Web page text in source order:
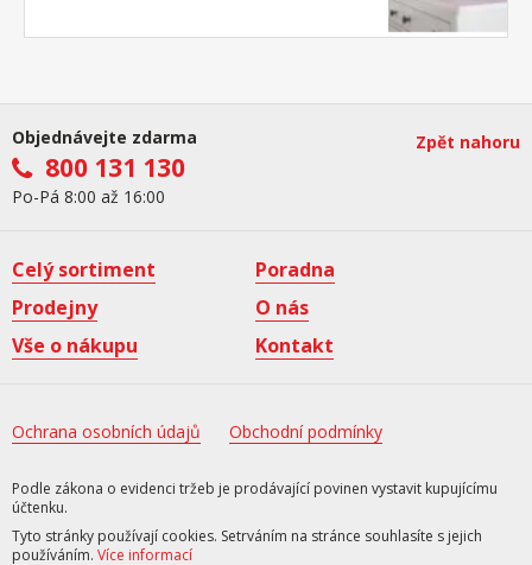
Objednávejte zdarma
800 131 130
Po-Pá 8:00 až 16:00
Zpět nahoru
Celý sortiment
Poradna
Prodejny
O nás
Vše o nákupu
Kontakt
Ochrana osobních údajů Obchodní podmínky
Podle zákona o evidenci tržeb je prodávající povinen vystavit kupujícímu
účtenku.
Tyto stránky používají cookies. Setrváním na stránce souhlasíte s jejich
používáním. Více informací